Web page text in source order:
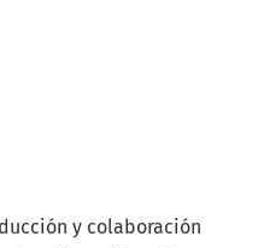
y colaboración